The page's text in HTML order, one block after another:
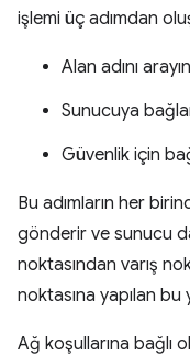
işlemi üç adımdan
Alan adını
Sunucuya
Güvenlik için
Bu adımların her
gönderir ve sunucu
noktasından varış
noktasına yapılan bu
Ağ koşullarına bağlı